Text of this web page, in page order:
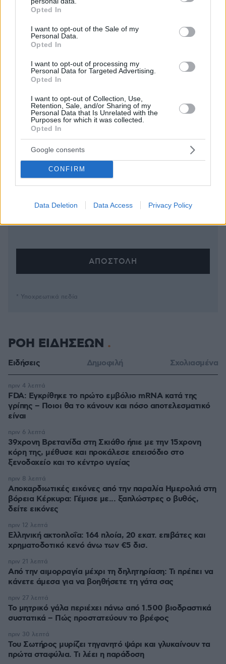
grant or deny consent to Google and its third-party tags to
use your data for below specified purposes in below Google
consent section.
Opted In
I want to opt-out of the Sale of my
Personal Data.
Opted In
I want to opt-out of processing my
Personal Data for Targeted Advertising.
Opted In
I want to opt-out of Collection, Use,
Retention, Sale, and/or Sharing of my
Personal Data that Is Unrelated with the
Purposes for which it was collected.
Opted In
Google consents
CONFIRM
Data Deletion Data Access Privacy Policy
ΌΝΟΜΑ *
EMAIL
ΣΧΌΛΙΟ *
* Υποχρεωτικά πεδία
ΡΟΗ ΕΙΔΗΣΕΩΝ
Ειδήσεις Δημοφιλή Σχολιασμένα
FDA: Εγκρίθηκε το πρώτο εμβόλιο mRNA κατά της
γρίπης – Ποιοι θα το κάνουν και πόσο αποτελεσματικό
είναι
πριν 4 λεπτά
39χρονη Βρετανίδα στη Σκιάθο ήπιε με την 15χρονη
κόρη της, μέθυσε και προκάλεσε επεισόδιο στο
ξενοδοχείο και το κέντρο υγείας
πριν 6 λεπτά
Αποκαρδιωτικές εικόνες από την παραλία Ημερολιά στη
βόρεια Κέρκυρα: Γέμισε με... ξαπλώστρες ο βυθός,
δείτε εικόνες
πριν 8 λεπτά
Ελληνική ακτοπλοΐα: 164 πλοία, 20 εκατ. επιβάτες και
χρηματοδοτικό κενό άνω των €5 δισ.
πριν 12 λεπτά
Από την αιμορραγία μέχρι τη δηλητηρίαση: Τι πρέπει να
κάνετε άμεσα για να βοηθήσετε τη γάτα σας
πριν 21 λεπτά
Το μητρικό γάλα περιέχει πάνω από 1.500 βιοδραστικά
συστατικά – Πώς προστατεύουν το βρέφος
πριν 27 λεπτά
Του Σωτήρος μυρίζει τηγανητό ψάρι και γλυκαίνουν τα
πρώτα σταφύλια. Τι λέει η παράδοση
πριν 30 λεπτά